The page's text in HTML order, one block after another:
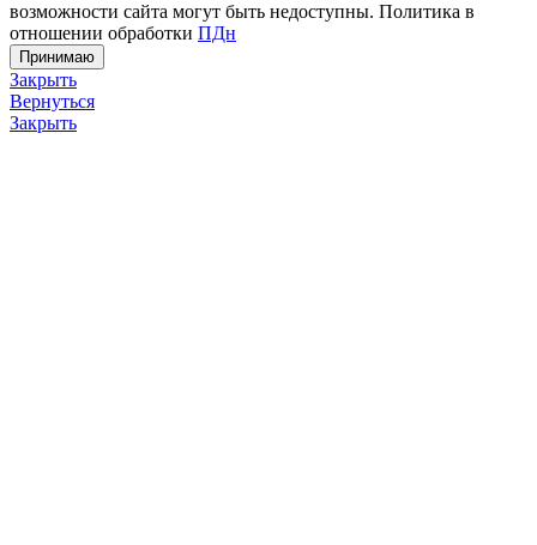
возможности сайта могут быть недоступны. Политика в
отношении обработки ПДн
Принимаю
Закрыть
Вернуться
Закрыть